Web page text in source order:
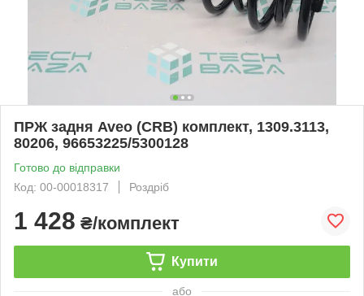
ПРЖ задня Aveo (CRB) комплект, 1309.3113,
80206, 96653225/5300128
Готово до відправки
Код: 00-00018317
Роздріб
1 428 ₴/комплект
Купити
або